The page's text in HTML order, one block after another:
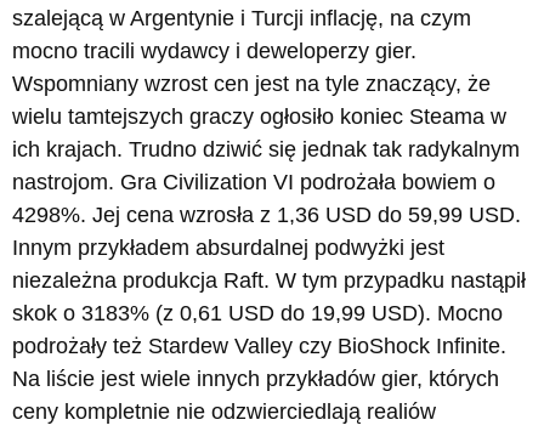
szalejącą w Argentynie i Turcji inflację, na czym
mocno tracili wydawcy i deweloperzy gier.
Wspomniany wzrost cen jest na tyle znaczący, że
wielu tamtejszych graczy ogłosiło koniec Steama w
ich krajach. Trudno dziwić się jednak tak radykalnym
nastrojom. Gra Civilization VI podrożała bowiem o
4298%. Jej cena wzrosła z 1,36 USD do 59,99 USD.
Innym przykładem absurdalnej podwyżki jest
niezależna produkcja Raft. W tym przypadku nastąpił
skok o 3183% (z 0,61 USD do 19,99 USD). Mocno
podrożały też Stardew Valley czy BioShock Infinite.
Na liście jest wiele innych przykładów gier, których
ceny kompletnie nie odzwierciedlają realiów